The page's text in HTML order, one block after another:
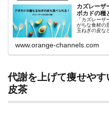
カズレーザ
ボカドの種
「カズレー
がちな食材の
玉ねぎの皮な
www.orange-channels.com
代謝を上げて痩せや
皮茶